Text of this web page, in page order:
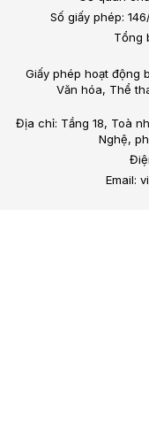
Số giấy phép:
Tổng
Giấy phép hoạt động
Văn hóa, Thể
Địa chỉ: Tầng 18, Toà
Nghệ,
Email: